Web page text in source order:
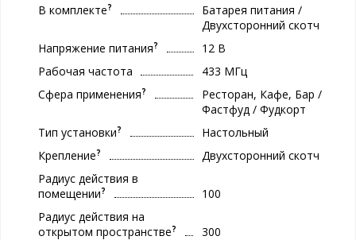
В комплекте?
Батарея питания /
Двухсторонний скотч
Напряжение питания?
12 В
Рабочая частота
433 МГц
Сфера применения?
Ресторан, Кафе, Бар /
Фастфуд / Фудкорт
Тип установки?
Настольный
Крепление?
Двухсторонний скотч
Радиус действия в
помещении?
100
Радиус действия на
открытом пространстве?
300